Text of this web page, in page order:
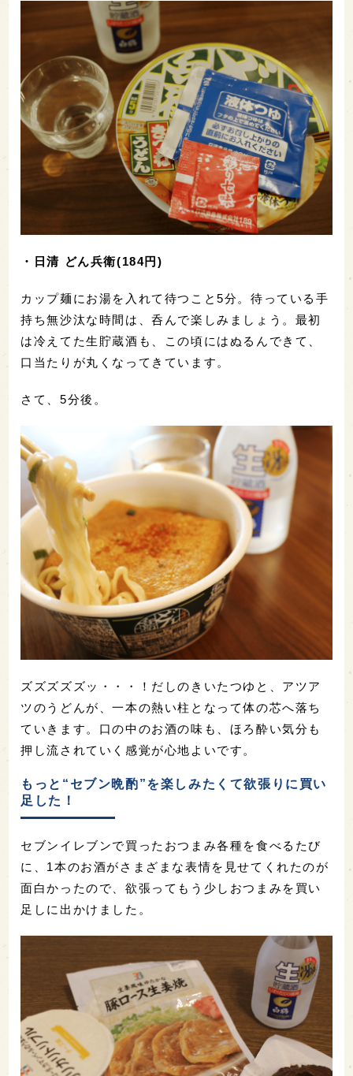
・カルビー Jagabee(じゃがビー)うすしお味(139
円)
あら？じゃがビーのパッケージに書かれた「うすし
お味」の文字を見つめながら、酒の肴としてはもう
少し塩味が強いものがよいと感じました。じゃがい
もの甘味と、お酒の米由来の甘味が、いたずらにせ
いてきます。
ここで、どん兵衛の出番です。
・日清 どん兵衛(184円)
持ち無沙汰な時間は、呑んで楽しみましょう。最初
は冷えてた生貯蔵酒も、この頃にはぬるんできて、
口当たりが丸くなってきています。
ズズズズズッ・・・！だしのきいたつゆと、アツア